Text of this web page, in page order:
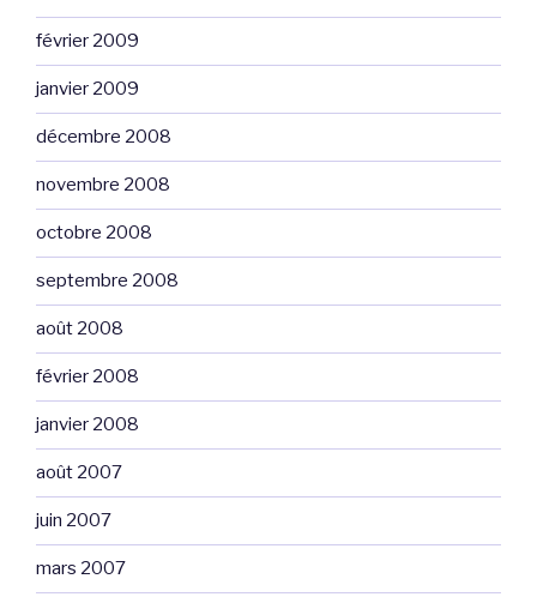
février 2009
janvier 2009
décembre 2008
novembre 2008
octobre 2008
septembre 2008
août 2008
février 2008
janvier 2008
août 2007
juin 2007
mars 2007